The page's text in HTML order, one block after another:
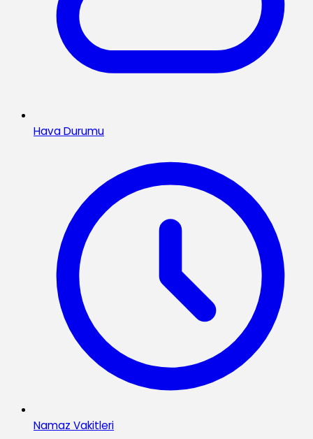
Hava Durumu
Namaz Vakitleri